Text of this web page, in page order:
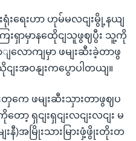
ရုံးရေးဟာ ဟုမ်မလငျးမွို့နယျ
ြေးရှာမှာနထေိုငျသူဖွဈပွီး သူ့ကို
လောကျမှာ ဖမျးဆီးခဲ့တာဖွ
ျးအဝနျးကပွောပါတယျ။
ကေ ဖမျးဆီးသှားတာဖွဈပ
ော့ ရှငျးရှငျးလငျးလငျး မ
နီ)အမြိုးသားမြားဖှံ့ဖွိုးတိုးတ